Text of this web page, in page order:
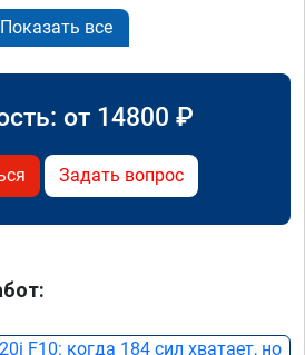
Показать все
от 14800 ₽
Задать вопрос